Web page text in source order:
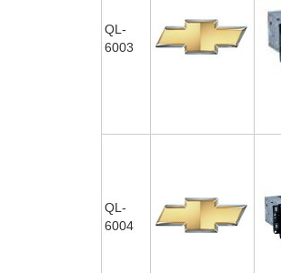
QL-
6003
QL-
6004